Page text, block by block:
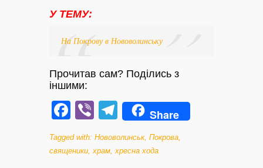
У ТЕМУ:
На Покрову в Нововолинську
Прочитав сам? Поділись з
іншими:
Facebook
ViberTelegram
Share
Tagged with: Нововолинськ, Покрова
священики храм хресна хода